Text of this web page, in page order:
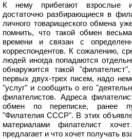
К нему прибегают взрослые
достаточно разбирающиеся в
личного товарищеского обмена
помнить, что такой обмен
времени и связан с
корреспондентов. К сожалению,
людей иногда попадаются
обнаружится такой
первых двух-трех писем, надо
"услуг" и сообщить о его
филателистов. Адреса
обмен по переписке, ранее
"Филателия СССР". В этих
материалами филателист
предлагает и что хочет получать